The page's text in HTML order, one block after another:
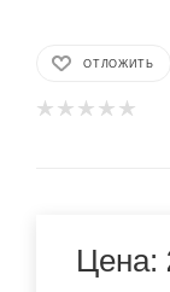
ОТЛОЖИТЬ
Цена: